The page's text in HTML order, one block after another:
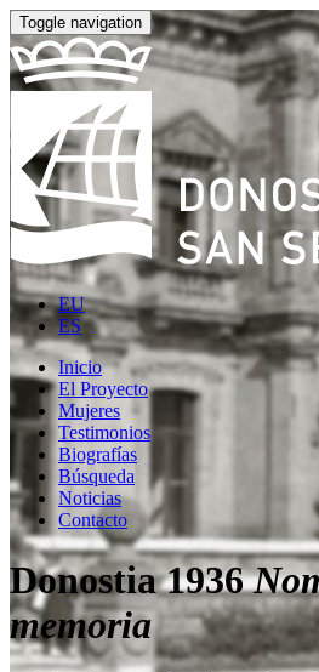
Toggle navigation
EU
ES
Inicio
El Proyecto
Mujeres
Testimonios
Biografías
Búsqueda
Noticias
Contacto
Donostia 1936
memoria